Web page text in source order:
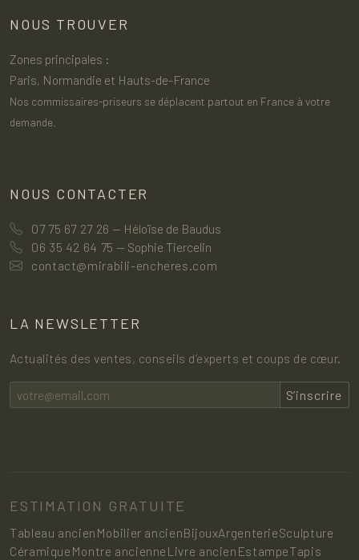
NOUS TROUVER
Zones principales :
Paris, Normandie et Hauts-de-France
Nos commissaires-priseurs se déplacent partout en France à votre
demande.
NOUS CONTACTER
07 75 67 27 26 — Héloïse de Baudus
06 35 42 64 75 — Sophie Tiercelin
contact@mirabili-encheres.com
LA NEWSLETTER
Actualités des ventes, conseils d’experts et coups de cœur.
S’inscrire
ESTIMATION GRATUITE
Tableau ancien Mobilier ancienBijouxArgenterieSculpture
Céramique Montre ancienne Livre ancien EstampeTapis